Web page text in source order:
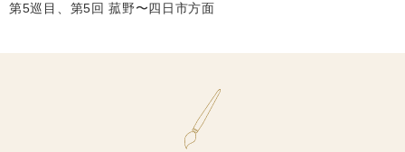
第5巡目、第5回 菰野〜四日市方面